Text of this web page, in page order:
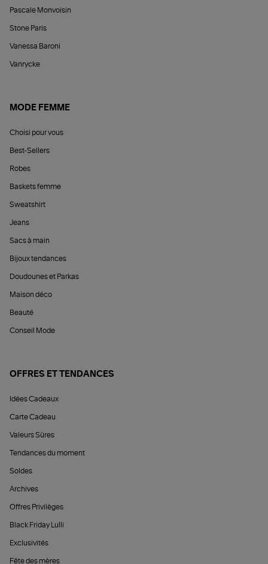
Pascale Monvoisin
Stone Paris
Vanessa Baroni
Vanrycke
MODE FEMME
Choisi pour vous
Best-Sellers
Robes
Baskets femme
Sweatshirt
Jeans
Sacs à main
Bijoux tendances
Doudounes et Parkas
Maison déco
Beauté
Conseil Mode
OFFRES ET TENDANCES
Idées Cadeaux
Carte Cadeau
Valeurs Sûres
Tendances du moment
Soldes
Archives
Offres Privilèges
Black Friday Lulli
Exclusivités
Fête des mères